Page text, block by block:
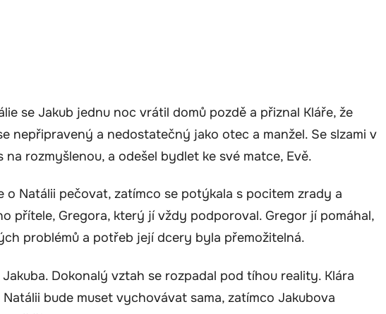
se Jakub jednu noc vrátil domů pozdě a přiznal Kláře, že
nepřipravený a nedostatečný jako otec a manžel. Se slzami v
rozmyšlenou, a odešel bydlet ke své matce, Evě.
o Natálii pečovat, zatímco se potýkala s pocitem zrady a
přítele, Gregora, který jí vždy podporoval. Gregor jí pomáhal,
problémů a potřeb její dcery byla přemožitelná.
Dokonalý vztah se rozpadal pod tíhou reality. Klára
bude muset vychovávat sama, zatímco Jakubova